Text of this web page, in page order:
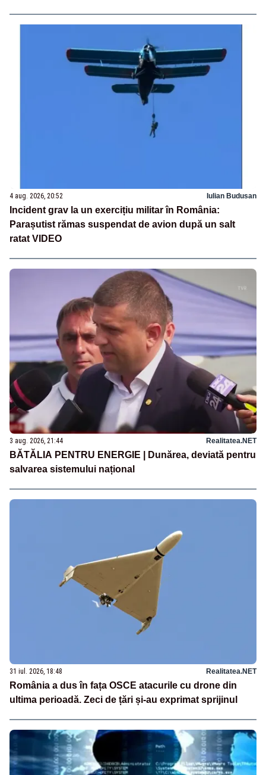
4 aug. 2026, 20:52 Iulian Budusan
Incident grav la un exercițiu militar în România:
Parașutist rămas suspendat de avion după un salt
ratat VIDEO
3 aug. 2026, 21:44 Realitatea.NET
BĂTĂLIA PENTRU ENERGIE | Dunărea, deviată pentru
salvarea sistemului național
31 iul. 2026, 18:48 Realitatea.NET
România a dus în fața OSCE atacurile cu drone din
ultima perioadă. Zeci de țări și-au exprimat sprijinul